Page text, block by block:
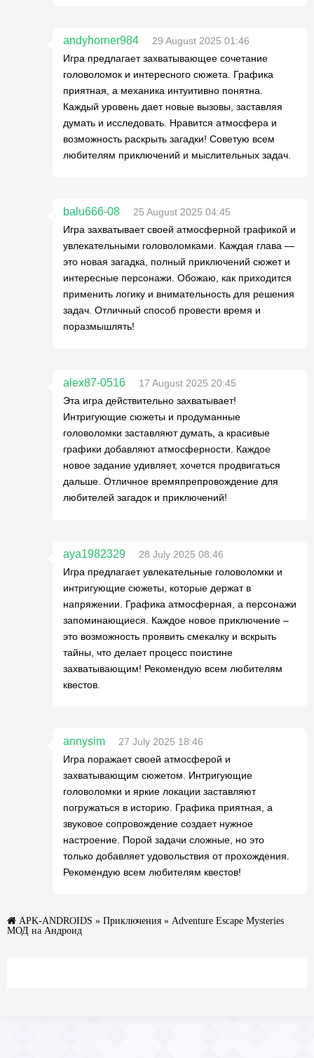
andyhorner984
29 August 2025 01:46
Игра предлагает захватывающее сочетание
головоломок и интересного сюжета. Графика
приятная, а механика интуитивно понятна.
Каждый уровень дает новые вызовы, заставляя
думать и исследовать. Нравится атмосфера и
возможность раскрыть загадки! Советую всем
любителям приключений и мыслительных задач.
balu666-08
25 August 2025 04:45
Игра захватывает своей атмосферной графикой и
увлекательными головоломками. Каждая глава —
это новая загадка, полный приключений сюжет и
интересные персонажи. Обожаю, как приходится
применить логику и внимательность для решения
задач. Отличный способ провести время и
поразмышлять!
alex87-0516
17 August 2025 20:45
Эта игра действительно захватывает!
Интригующие сюжеты и продуманные
головоломки заставляют думать, а красивые
графики добавляют атмосферности. Каждое
новое задание удивляет, хочется продвигаться
дальше. Отличное времяпрепровождение для
любителей загадок и приключений!
aya1982329
28 July 2025 08:46
Игра предлагает увлекательные головоломки и
интригующие сюжеты, которые держат в
напряжении. Графика атмосферная, а персонажи
запоминающиеся. Каждое новое приключение –
это возможность проявить смекалку и вскрыть
тайны, что делает процесс поистине
захватывающим! Рекомендую всем любителям
квестов.
annysim
27 July 2025 18:46
Игра поражает своей атмосферой и
захватывающим сюжетом. Интригующие
головоломки и яркие локации заставляют
погружаться в историю. Графика приятная, а
звуковое сопровождение создает нужное
настроение. Порой задачи сложные, но это
только добавляет удовольствия от прохождения.
Рекомендую всем любителям квестов!
APK-ANDROIDS » Приключения » Adventure Escape Mysteries
МОД на Андроид